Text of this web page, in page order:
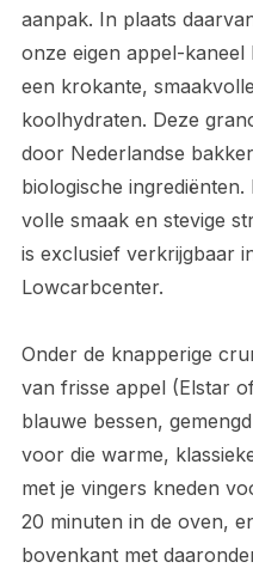
aanpak. In plaats
onze eigen appel-
een krokante,
koolhydraten. Deze
door Nederlandse
biologische
volle smaak en stevige
is exclusief verkrijgbaar
Lowcarbcenter.
Onder de knapperige
van frisse appel (Elstar
blauwe bessen,
voor die warme,
met je vingers kneden
20 minuten in de oven,
bovenkant met